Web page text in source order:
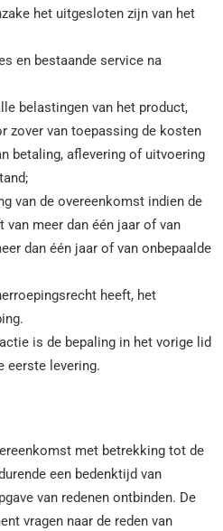
het uitgesloten zijn van het
en bestaande service na
belastingen van het product,
zover van toepassing de kosten
betaling, aflevering of uitvoering
van de overeenkomst indien de
meer dan één jaar of van
dan één jaar of van onbepaalde
heeft, het
is de bepaling in het vorige lid
eerste levering.
met betrekking tot de
een bedenktijd van
van redenen ontbinden. De
vragen naar de reden van